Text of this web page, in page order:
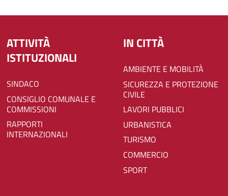
ATTIVITÀ
ISTITUZIONALI
SINDACO
CONSIGLIO COMUNALE E
COMMISSIONI
RAPPORTI
INTERNAZIONALI
IN CITTÀ
AMBIENTE E MOBILITÀ
SICUREZZA E PROTEZIONE
CIVILE
LAVORI PUBBLICI
URBANISTICA
TURISMO
COMMERCIO
SPORT